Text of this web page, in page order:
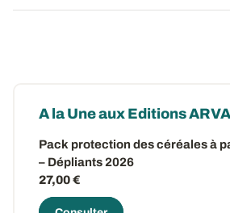
A la Une aux Editions
Pack protection des céréales à
– Dépliants 2026
27,00 €